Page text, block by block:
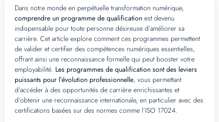
Dans notre monde en perpétuelle transformation numérique,
comprendre un programme de qualification est devenu
indispensable pour toute personne désireuse d’améliorer sa
carrière. Cet article explore comment ces programmes permettent
de valider et certifier des compétences numériques essentielles,
offrant ainsi une reconnaissance formelle qui peut booster votre
employabilité. Les programmes de qualification sont des leviers
puissants pour l’évolution professionnelle, vous permettant
d’accéder à des opportunités de carrière enrichissantes et
d’obtenir une reconnaissance internationale, en particulier avec des
certifications basées sur des normes comme l’ISO 17024.